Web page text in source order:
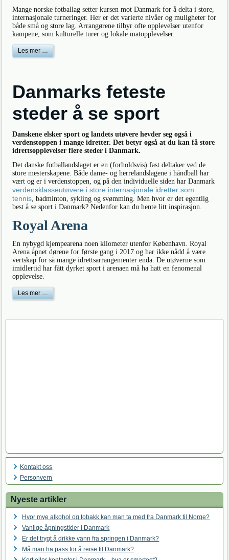
Mange norske fotballag setter kursen mot Danmark for å delta i store,
internasjonale turneringer. Her er det varierte nivåer og muligheter for
både små og store lag. Arrangørene tilbyr ofte opplevelser utenfor
kampene, som kulturelle turer og lokale matopplevelser.
Les mer …
Danmarks feteste
steder å se sport
Danskene elsker sport og landets utøvere hevder seg også i
verdenstoppen i mange idretter. Det betyr også at du kan få store
idrettsopplevelser flere steder i Danmark.
Det danske fotballandslaget er en (forholdsvis) fast deltaker ved de
store mesterskapene. Både dame- og herrelandslagene i håndball har
vært og er i verdenstoppen, og på den individuelle siden har Danmark
verdensklasseutøvere i store internasjonale idretter som
tennis, badminton, sykling og svømming. Men hvor er det egentlig
best å se sport i Danmark? Nedenfor kan du hente litt inspirasjon.
Royal Arena
En nybygd kjempearena noen kilometer utenfor København. Royal
Arena åpnet dørene for første gang i 2017 og har ikke nådd å være
vertskap for så mange idrettsarrangementer enda. De utøverne som
imidlertid har fått dyrket sport i arenaen må ha hatt en fenomenal
opplevelse.
Les mer …
Kontakt oss
Personvern
Nyeste artikler
Hvor mye alkohol og tobakk kan man ta med fra Danmark til Norge?
Vanlige åpningstider i Danmark
Er det trygt å drikke vann fra springen i Danmark?
Må man ha pass for å reise til Danmark?